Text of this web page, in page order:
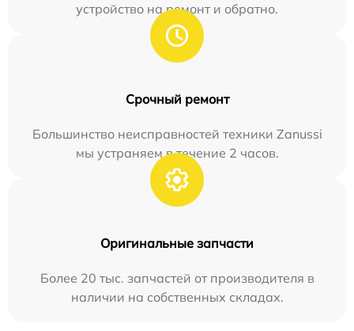
устройство на ремонт и обратно.
Срочный ремонт
Большинство неисправностей техники Zanussi
мы устраняем в течение 2 часов.
Оригинальные запчасти
Более 20 тыс. запчастей от производителя в
наличии на собственных складах.